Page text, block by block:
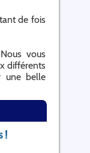
de fois
vous
différents
une belle
!